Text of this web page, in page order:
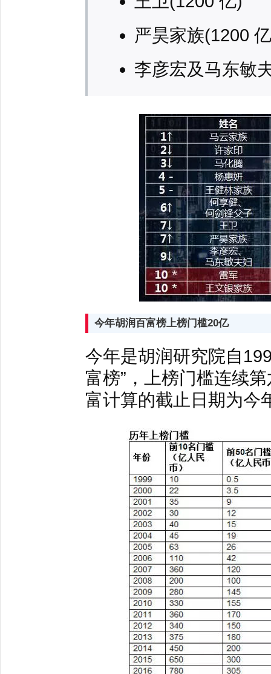
严昊家族(1200
李彦宏及马东敏
今年胡润百富榜上榜门槛20亿
今年是胡润研究院自
富榜”，上榜门槛连续
富计算的截止日期为今